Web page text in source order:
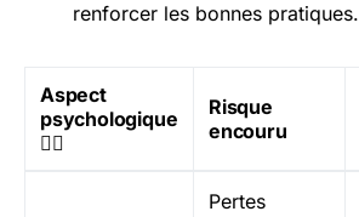
renforcer les bonnes pratiques.
Aspect
psychologique
🧘‍♂️
Risque
encouru
Pertes